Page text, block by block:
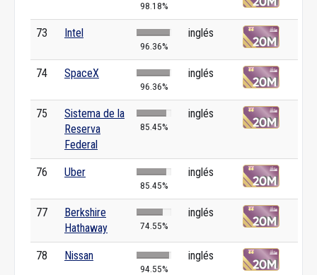
98.18%
73 Intel
96.36%
inglés
74 SpaceX
96.36%
inglés
75
Sistema de la
Reserva
Federal
85.45%
inglés
76 Uber
85.45%
inglés
77
Berkshire
Hathaway
74.55%
inglés
78 Nissan
94.55%
inglés